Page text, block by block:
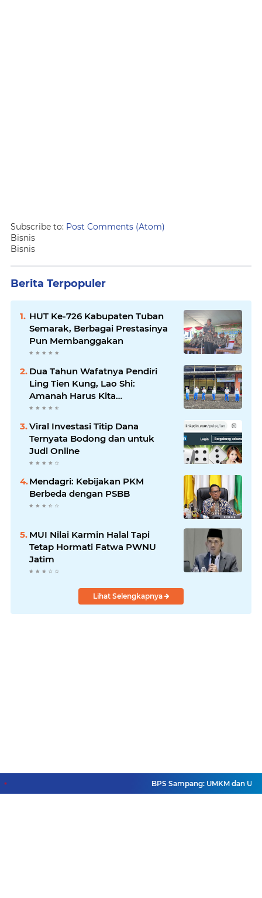
Subscribe to: Post Comments (Atom)
Bisnis
Bisnis
Berita Terpopuler
HUT Ke-726 Kabupaten Tuban
Semarak, Berbagai Prestasinya
Pun Membanggakan
Dua Tahun Wafatnya Pendiri
Ling Tien Kung, Lao Shi:
Amanah Harus Kita
Laksanakan!
Viral Investasi Titip Dana
Ternyata Bodong dan untuk
Judi Online
Mendagri: Kebijakan PKM
Berbeda dengan PSBB
MUI Nilai Karmin Halal Tapi
Tetap Hormati Fatwa PWNU
Jatim
Lihat Selengkapnya
BPS Sampang: UMKM dan